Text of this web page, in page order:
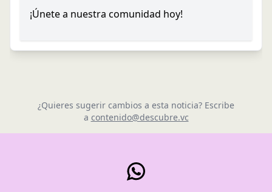
¡Únete a nuestra comunidad hoy!
¿Quieres sugerir cambios a esta noticia? Escribe
a contenido@descubre.vc